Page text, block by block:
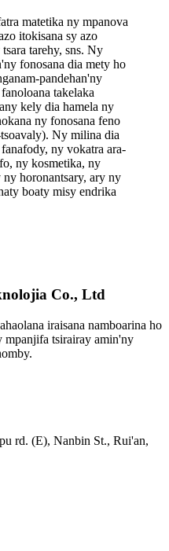
matetika ny mpanova
itokisana sy azo
tarehy, sns. Ny
fonosana dia mety ho
pandehan'ny
takelaka
kely dia hamela ny
ny fonosana feno
Ny milina dia
ny vokatra ara-
ny kosmetika, ny
horonantsary, ary ny
boaty misy endrika
Co., Ltd
iraisana namboarina ho
mpanjifa tsirairay amin'ny
rd. (E), Nanbin St., Rui'an,